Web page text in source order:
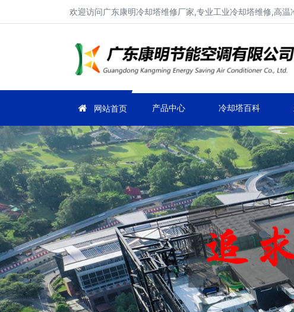
欢迎访问广东康明冷却塔维修厂家,专业工业冷却塔维修,高
网站首页 产品中心 冷却塔百科